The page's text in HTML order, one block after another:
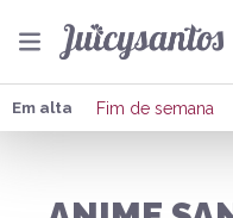
Em alta Fim de semana